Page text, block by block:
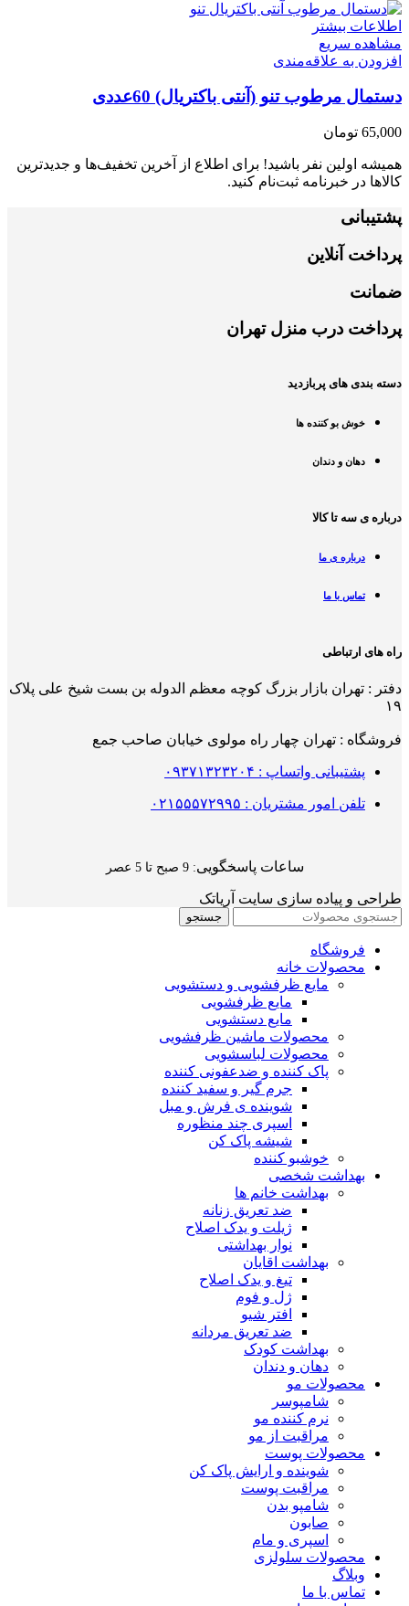
اطلاعات بیشتر
مشاهده سریع
افزودن به علاقه‌مندی
دستمال مرطوب تنو (آنتی باکتریال) 60عددی
65,000 تومان
همیشه اولین نفر باشید! برای اطلاع از آخرین تخفیف‌ها و جدیدترین
کالاها در خبرنامه ثبت‌نام کنید.
پشتیبانی
پرداخت آنلاین
ضمانت
پرداخت درب منزل تهران
دسته بندی های پربازدید
خوش بو کننده ها
دهان و دندان
درباره ی سه تا کالا
درباره ی ما
تماس با ما
راه های ارتباطی
دفتر : تهران بازار بزرگ کوچه معظم الدوله بن بست شیخ علی پلاک
۱۹
فروشگاه : تهران چهار راه مولوی خیابان صاحب جمع
پشتیبانی واتساپ : ۰۹۳۷۱۳۲۳۲۰۴
تلفن امور مشتریان : ۰۲۱۵۵۵۷۲۹۹۵
ساعات پاسخگویی: 9 صبح تا 5 عصر
طراحی و پیاده سازی سایت آریاتک
جستجو
فروشگاه
محصولات خانه
مایع ظرفشویی و دستشویی
مایع ظرفشویی
مایع دستشویی
محصولات ماشین ظرفشویی
محصولات لباسشویی
پاک کننده و ضدعفونی کننده
جرم گیر و سفید کننده
شوینده ی فرش و مبل
اسپری چند منظوره
شیشه پاک کن
خوشبو کننده
بهداشت شخصی
بهداشت خانم ها
ضد تعریق زنانه
ژیلت و یدک اصلاح
نوار بهداشتی
بهداشت اقایان
تیغ و یدک اصلاح
ژل و فوم
افتر شیو
ضد تعریق مردانه
بهداشت کودک
دهان و دندان
محصولات مو
شامپوسر
نرم کننده مو
مراقبت از مو
محصولات پوست
شوینده و ارایش پاک کن
مراقبت پوست
شامپو بدن
صابون
اسپری و مام
محصولات سلولزی
وبلاگ
تماس با ما